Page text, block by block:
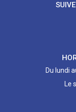
Du lundi
Le